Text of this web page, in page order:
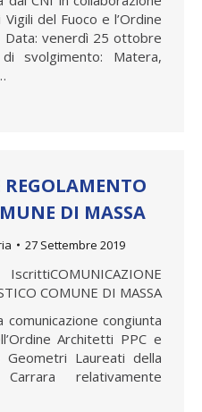
del Fuoco e l’Ordine
Data: venerdì 25 ottobre
svolgimento: Matera,
DI MASSA
27 Settembre 2019
COMUNE DI MASSA
congiunta
Architetti PPC e
Laureati della
relativamente